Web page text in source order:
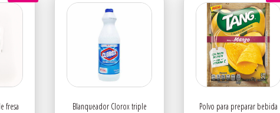
fresa
Blanqueador Clorox triple
Polvo para preparar bebida